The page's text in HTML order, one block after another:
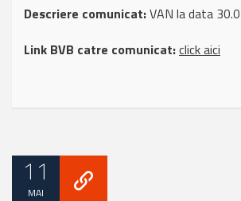
Descriere comunicat:VAN la data
Link BVB catre comunicat:click aici
11
MAI